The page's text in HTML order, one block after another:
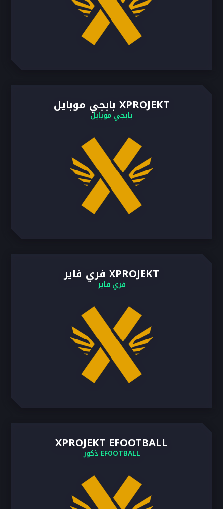
XPROJEKT بابجي موبايل
بابجي موبايل
XPROJEKT فري فاير
فري فاير
XPROJEKT EFOOTBALL
EFOOTBALL ذكور